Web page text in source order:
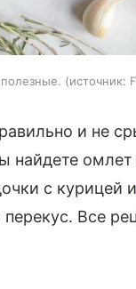
источник:
и не
найдете
с курицей и
Все